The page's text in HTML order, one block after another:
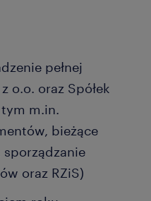
pełnej
o.o. oraz Spółek
m.in.
bieżące
sporządzanie
oraz RZiS)